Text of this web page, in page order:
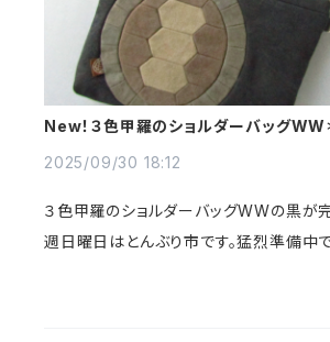
New！３色甲羅のショルダーバッグ
2025/09/30 18:12
３色甲羅のショルダーバッグWWの黒が
週日曜日はとんぶり市です。猛烈準備中で